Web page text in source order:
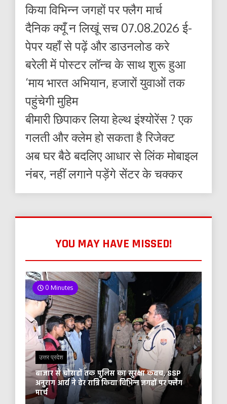
किया विभिन्न जगहों पर फ्लैग मार्च
दैनिक क्यूँ न लिखूं सच 07.08.2026 ई-
पेपर यहाँ से पढ़ें और डाउनलोड करे
बरेली में पोस्टर लॉन्च के साथ शुरू हुआ
‘माय भारत अभियान, हजारों युवाओं तक
पहुंचेगी मुहिम
बीमारी छिपाकर लिया हेल्थ इंश्योरेंस ? एक
गलती और क्लेम हो सकता है रिजेक्ट
अब घर बैठे बदलिए आधार से लिंक मोबाइल
नंबर, नहीं लगाने पड़ेंगे सेंटर के चक्कर
YOU MAY HAVE MISSED!
0 Minutes
उत्तर प्रदेश
बाजार से चौराहों तक पुलिस का सुरक्षा कवच, SSP
अनुराग आर्य ने देर रात्रि किया विभिन्न जगहों पर फ्लैग
मार्च